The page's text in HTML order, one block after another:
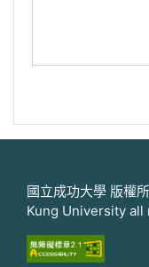
國立成功大學 版權
Kung University